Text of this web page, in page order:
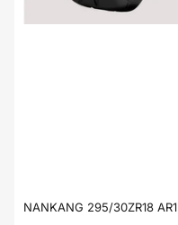
NANKANG 295/30ZR18 AR1